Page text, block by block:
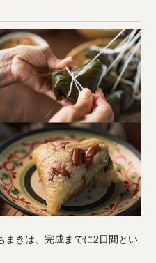
まきは、完成までに2日間とい